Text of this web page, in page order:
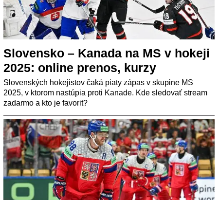
Slovensko – Kanada na MS v hokeji
2025: online prenos, kurzy
Slovenských hokejistov čaká piaty zápas v skupine MS
2025, v ktorom nastúpia proti Kanade. Kde sledovať stream
zadarmo a kto je favorit?